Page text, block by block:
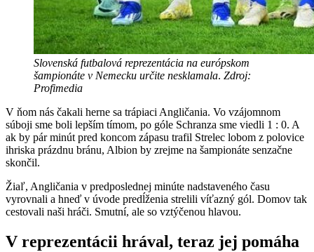
Slovenská futbalová reprezentácia na európskom
šampionáte v Nemecku určite nesklamala. Zdroj:
Profimedia
V ňom nás čakali herne sa trápiaci Angličania. Vo vzájomnom
súboji sme boli lepším tímom, po góle Schranza sme viedli 1 : 0. A
ak by pár minút pred koncom zápasu trafil Strelec lobom z polovice
ihriska prázdnu bránu, Albion by zrejme na šampionáte senzačne
skončil.
Žiaľ, Angličania v predposlednej minúte nadstaveného času
vyrovnali a hneď v úvode predĺženia strelili víťazný gól. Domov tak
cestovali naši hráči. Smutní, ale so vztýčenou hlavou.
V reprezentácii hrával, teraz jej pomáha